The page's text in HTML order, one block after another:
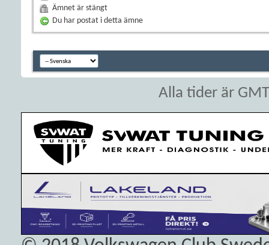
Ämnet är stängt
Du har postat i detta ämne
Alla tider är